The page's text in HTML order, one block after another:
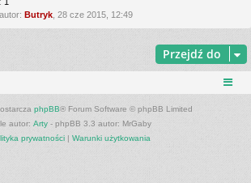
autor: Butryk , 28 cze 2015, 12:49
Przejdź do
phpBB® Forum Software © phpBB Limited
autor: Arty - phpBB 3.3 autor: MrGaby
prywatności| Warunki użytkowania